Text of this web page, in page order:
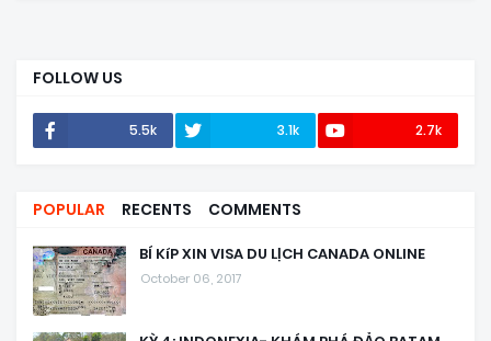
FOLLOW US
5.5k 3.1k 2.7k
POPULAR RECENTS COMMENTS
BÍ KíP XIN VISA DU LỊCH CANADA ONLINE
October 06, 2017